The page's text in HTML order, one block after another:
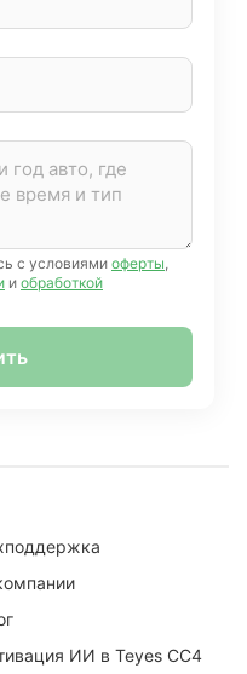
с условиямиоферты,
и обработкой
ИИ в Teyes CC4